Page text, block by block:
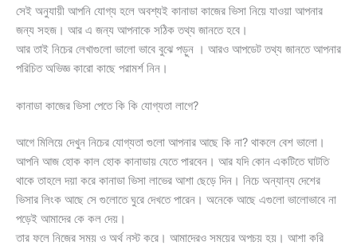
সেই অনুযায়ী আপনি যোগ্য হলে অবশ্যই কানাডা কাজের ভিসা নিয়ে যাওয়া আপনার
জন্য সহজ। আর এ জন্য আপনাকে সঠিক তথ্য জানতে হবে।
আর তাই নিচের লেখাগুলো ভালো ভাবে বুঝে পড়ুন । আরও আপডেট তথ্য জানতে আপনার
পরিচিত অভিজ্ঞ কারো কাছে পরামর্শ নিন।
কানাডা কাজের ভিসা পেতে কি কি যোগ্যতা লাগে?
আগে মিলিয়ে দেখুন নিচের যোগ্যতা গুলো আপনার আছে কি না? থাকলে বেশ ভালো।
আপনি আজ হোক কাল হোক কানাডায় যেতে পারবেন। আর যদি কোন একটিতে ঘাটতি
থাকে তাহলে দয়া করে কানাডা ভিসা লাভের আশা ছেড়ে দিন। নিচে অন্যান্য দেশের
ভিসার লিংক আছে সে গুলোতে ঘুরে দেখতে পারেন। অনেকে আছে এগুলো ভালোভাবে না
পড়েই আমাদের কে কল দেয়।
তার ফলে নিজের সময় ও অর্থ নস্ট করে। আমাদেরও সময়ের অপচয় হয়। আশা করি